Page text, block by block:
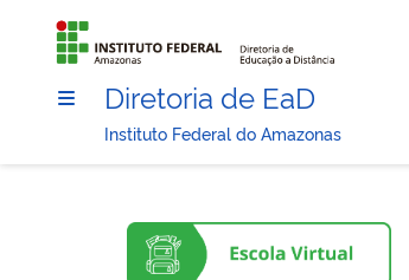
Diretoria de EaD
Instituto Federal do Amazonas